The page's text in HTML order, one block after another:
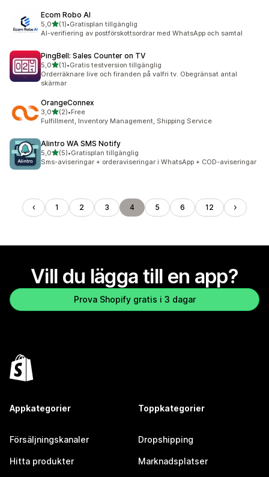
Ecom Robo AI
5,0av 5 stjärnor
(1)
1 recensioner totalt
•Gratisplan tillgänglig
AI-verifiering av postförskottsordrar med WhatsApp och samtal
PingBell: Sales Counter on TV
5,0av 5 stjärnor
(1)
1 recensioner totalt
•Gratis testversion tillgänglig
Orderräknare live och firanden på valfri tv. Obegränsat antal
skärmar
OrangeConnex
3,0av 5 stjärnor
(2)
2 recensioner totalt
•Free
Fulfillment, Inventory Management, Shipping Service
Alintro WA SMS Notify
5,0av 5 stjärnor
(5)
5 recensioner totalt
•Gratisplan tillgänglig
Sms-aviseringar + orderaviseringar i WhatsApp + COD-aviseringar
1 2 3 4 5 6 12
Vill du lägga till en app?
Prova Shopify gratis i 3 dagar
Appkategorier
Försäljningskanaler
Hitta produkter
Toppkategorier
Dropshipping
Marknadsplatser